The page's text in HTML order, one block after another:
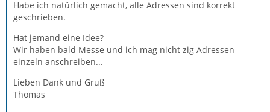
Habe ich natürlich gemacht, alle Adressen sind korrekt
geschrieben.
Hat jemand eine Idee?
Wir haben bald Messe und ich mag nicht zig Adressen
einzeln anschreiben...
Lieben Dank und Gruß
Thomas